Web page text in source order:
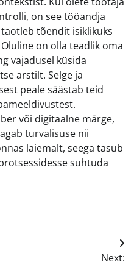
on see tööandja
tõendit isiklikuks
on olla teadlik oma
vajadusel küsida
arstilt. Selge ja
peale säästab teid
või digitaalne märge,
turvalisuse nii
laiemalt, seega tasub
suhtuda
Next: